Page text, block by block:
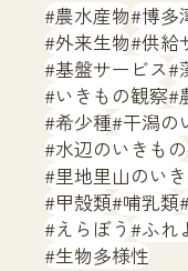
農水産物 博多
外来生物 供給
基盤サービス
いきもの観察
希少種 干潟の
水辺のいきもの
里地里山のい
甲殻類 哺乳類
えらぼう ふれ
生物多様性